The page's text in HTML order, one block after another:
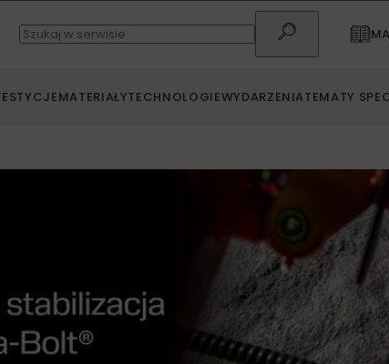
MATERIAŁYTECHNOLOGIEWYDARZENIATEMATY